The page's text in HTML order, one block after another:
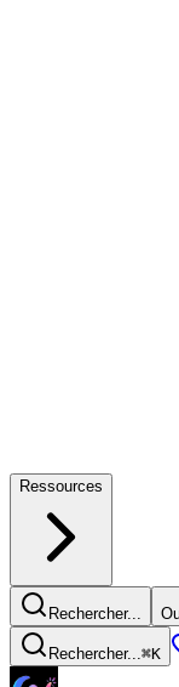
Ressources
Rechercher...
Rechercher...⌘K